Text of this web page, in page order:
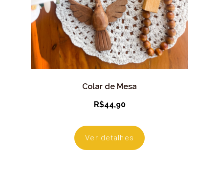
Colar de Mesa
R$44,90
Ver detalhes